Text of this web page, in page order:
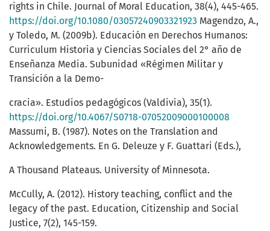
rights in Chile. Journal of Moral Education, 38(4), 445-465.
https://doi.org/10.1080/03057240903321923 Magendzo, A.,
y Toledo, M. (2009b). Educación en Derechos Humanos:
Curriculum Historia y Ciencias Sociales del 2° año de
Enseñanza Media. Subunidad «Régimen Militar y
Transición a la Demo-
cracia». Estudios pedagógicos (Valdivia), 35(1).
https://doi.org/10.4067/S0718-07052009000100008
Massumi, B. (1987). Notes on the Translation and
Acknowledgements. En G. Deleuze y F. Guattari (Eds.),
A Thousand Plateaus. University of Minnesota.
McCully, A. (2012). History teaching, conflict and the
legacy of the past. Education, Citizenship and Social
Justice, 7(2), 145-159.